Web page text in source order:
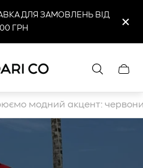
ДЛЯ ЗАМОВЛЕНЬ ВІД
ГРН
Логотип
магазину"
Cart
модний акцент: